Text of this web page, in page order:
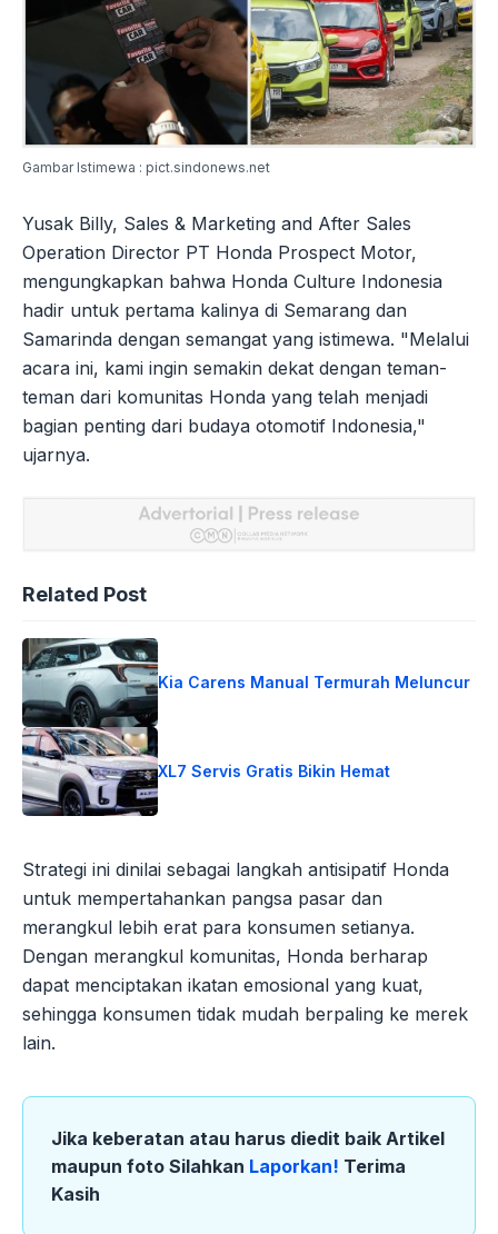
Gambar Istimewa : pict.sindonews.net
Yusak Billy, Sales & Marketing and After Sales
Operation Director PT Honda Prospect Motor,
mengungkapkan bahwa Honda Culture Indonesia
hadir untuk pertama kalinya di Semarang dan
Samarinda dengan semangat yang istimewa. "Melalui
acara ini, kami ingin semakin dekat dengan teman-
teman dari komunitas Honda yang telah menjadi
bagian penting dari budaya otomotif Indonesia,"
ujarnya.
Related Post
Kia Carens Manual Termurah Meluncur
XL7 Servis Gratis Bikin Hemat
Strategi ini dinilai sebagai langkah antisipatif Honda
untuk mempertahankan pangsa pasar dan
merangkul lebih erat para konsumen setianya.
Dengan merangkul komunitas, Honda berharap
dapat menciptakan ikatan emosional yang kuat,
sehingga konsumen tidak mudah berpaling ke merek
lain.
Jika keberatan atau harus diedit baik Artikel
maupun foto Silahkan Laporkan! Terima
Kasih